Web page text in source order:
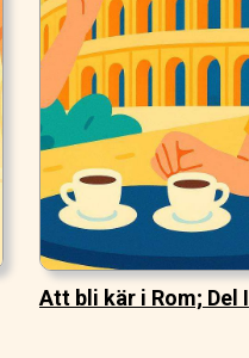
Att bli kär i Rom; Del I